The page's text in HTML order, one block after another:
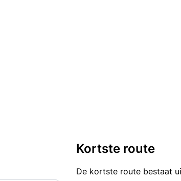
Kortste route
De kortste route bestaat